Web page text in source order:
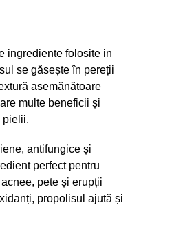
ingrediente folosite in
se găsește în pereții
asemănătoare
multe beneficii și
pielii.
antifungice și
perfect pentru
pete și erupții
propolisul ajută și